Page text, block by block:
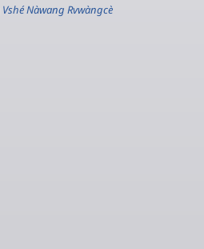
Vshé Nàwang Rvwàngcè